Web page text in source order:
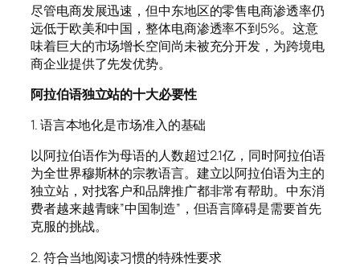
尽管电商发展迅速，但中东地区的零售电商渗透率仍
远低于欧美和中国，整体电商渗透率不到5%。这意
味着巨大的市场增长空间尚未被充分开发，为跨境电
商企业提供了先发优势。
阿拉伯语独立站的十大必要性
1. 语言本地化是市场准入的基础
以阿拉伯语作为母语的人数超过2.1亿，同时阿拉伯语
为全世界穆斯林的宗教语言。建立以阿拉伯语为主的
独立站，对找客户和品牌推广都非常有帮助。中东消
费者越来越青睐”中国制造”，但语言障碍是需要首先
克服的挑战。
2. 符合当地阅读习惯的特殊性要求